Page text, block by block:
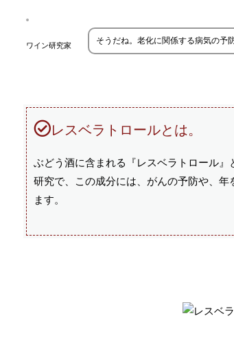
ワイン研究家 そうだね。老化に関係する病気の予
レスベラトロールとは。
ぶどう酒に含まれる『レスベラトロール
研究で、この成分には、がんの予防や、
ます。